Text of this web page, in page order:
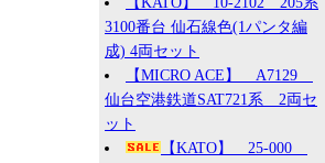
3100番台 仙石線色(1パンタ編
成) 4両セット
【MICRO ACE】 A7129
仙台空港鉄道SAT721系 2両セ
ット
【KATO】 25-000